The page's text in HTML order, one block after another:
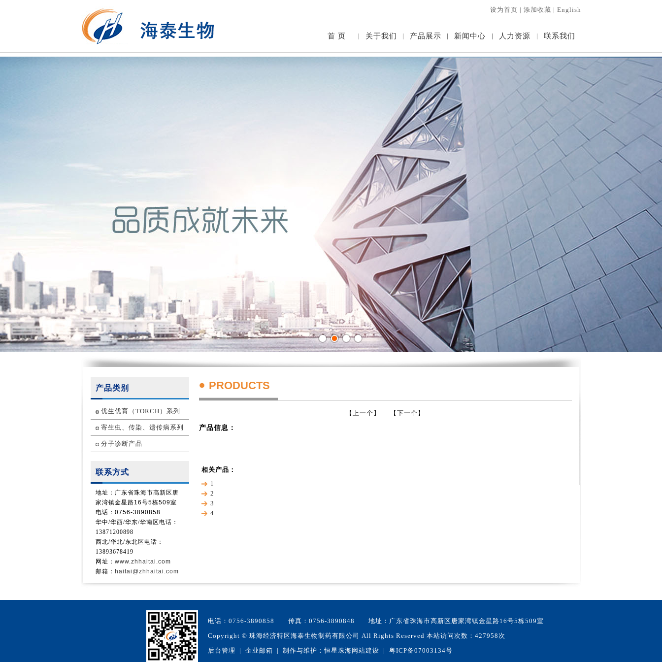
设为首页 | 添加收藏 | English
首 页 | 关于我们 | 产品展示 | 新闻中心 | 人力资源 | 联系我们
产品类别
优生优育（TORCH）系列
寄生虫、传染、遗传病系列
分子诊断产品
联系方式
地址：广东省珠海市高新区唐
家湾镇金星路16号5栋509室
电话：0756-3890858
华中/华西/华东/华南 区电话：
13871200898
西北/华北/东北区电话：
13893678419
网址： www.zhhaitai.com
邮箱： haitai@zhhaitai.com
PRODUCTS
【 上一个 】 【 下一个 】
产品信息：
相关产品：
1
2
3
4
电话：0756-3890858 传真：0756-3890848 地址：广东省珠海市高新区唐家湾镇金星路16号5栋509室
Copyright © 珠海经济特区海泰生物制药有限公司 All Rights Reserved 本站访问次数：427958次
后台管理
| 企业邮箱 | 制作与维护：恒星珠海网站建设 | 粤ICP备07003134号